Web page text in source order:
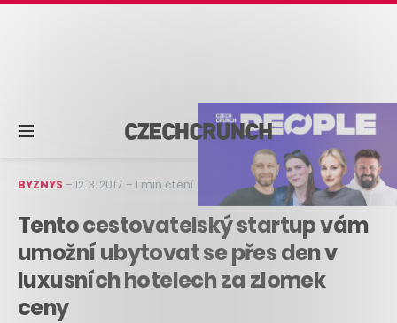
BYZNYS –12. 3. 2017 –1 min čtení
Tento cestovatelský startup vám
umožní ubytovat se přes den v
luxusních hotelech za zlomek
ceny